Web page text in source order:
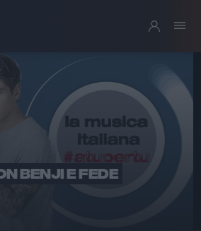
BENJI E FEDE